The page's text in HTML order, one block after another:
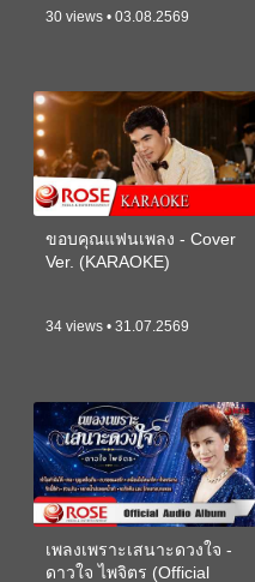
30 views • 03.08.2569
ขอบคุณแฟนเพลง - Cover
Ver. (KARAOKE)
34 views • 31.07.2569
เพลงเพราะเสนาะดวงใจ -
ดาวใจ ไพจิตร (Official